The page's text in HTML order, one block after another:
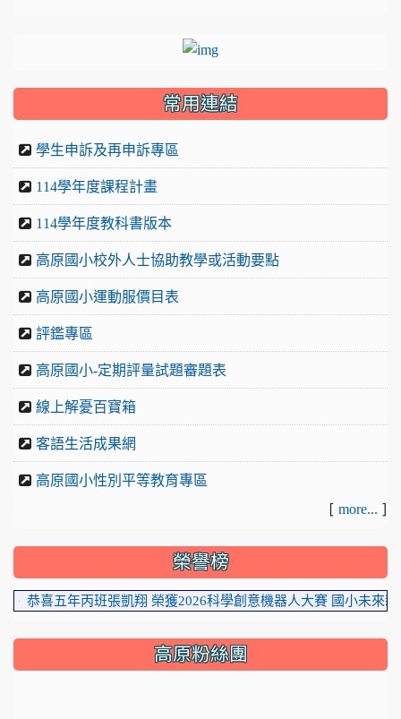
link to https://
常用連結
學生申訴及再申訴專區
114學年度課程計畫
114學年度教科書版本
高原國小校外人士協助教學或活動要點
高原國小運動服價目表
評鑑專區
高原國小-定期評量試題審題表
線上解憂百寶箱
客語生活成果網
高原國小性別平等教育專區
[ more... ]
榮譽榜
喜五年丙班張凱翔 榮獲2026科學創意機器人大賽 國小未來新創家
高原粉絲團